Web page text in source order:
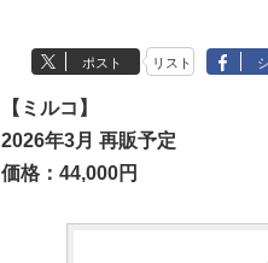
ポスト リスト
【ミルコ】
2026年3月 再販予定
価格：44,000円